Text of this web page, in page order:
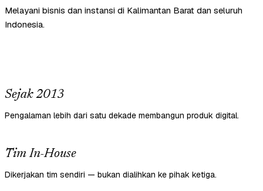
Melayani bisnis dan instansi di Kalimantan Barat dan seluruh
Indonesia.
Sejak 2013
Pengalaman lebih dari satu dekade membangun produk digital.
Tim In-House
Dikerjakan tim sendiri — bukan dialihkan ke pihak ketiga.